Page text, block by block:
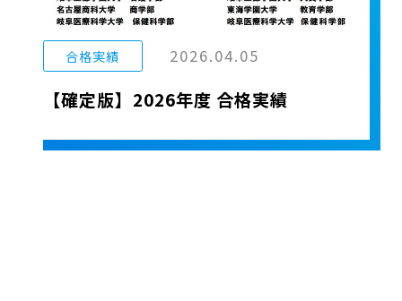
合格実績 2026.04.05
【確定版】2026年度 合格実績